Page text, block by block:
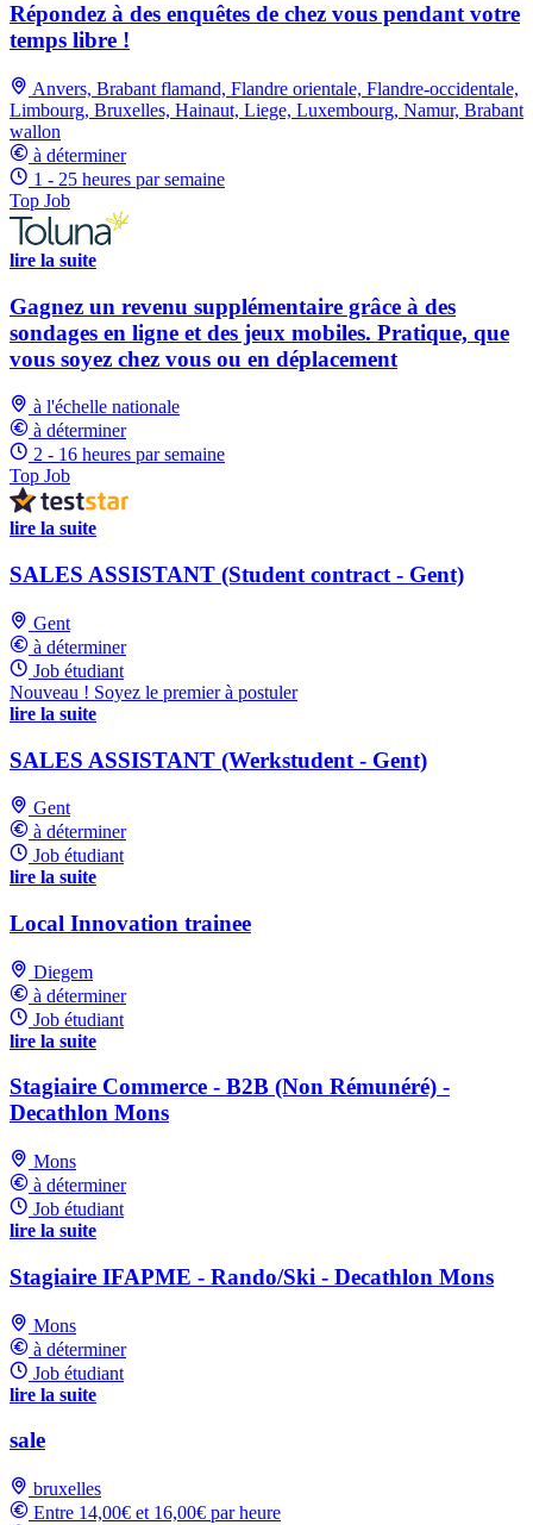
Répondez à des enquêtes de chez vous pendant votre
temps libre !
Anvers, Brabant flamand, Flandre orientale, Flandre-occidentale,
Limbourg, Bruxelles, Hainaut, Liege, Luxembourg, Namur, Brabant
wallon
à déterminer
1 - 25 heures par semaine
Top Job
lire la suite
Gagnez un revenu supplémentaire grâce à des
sondages en ligne et des jeux mobiles. Pratique, que
vous soyez chez vous ou en déplacement
à l'échelle nationale
à déterminer
2 - 16 heures par semaine
Top Job
lire la suite
SALES ASSISTANT (Student contract - Gent)
Gent
à déterminer
Job étudiant
Nouveau ! Soyez le premier à postuler
lire la suite
SALES ASSISTANT (Werkstudent - Gent)
Gent
à déterminer
Job étudiant
lire la suite
Local Innovation trainee
Diegem
à déterminer
Job étudiant
lire la suite
Stagiaire Commerce - B2B (Non Rémunéré) -
Decathlon Mons
Mons
à déterminer
Job étudiant
lire la suite
Stagiaire IFAPME - Rando/Ski - Decathlon Mons
Mons
à déterminer
Job étudiant
lire la suite
sale
bruxelles
Entre 14,00€ et 16,00€ par heure